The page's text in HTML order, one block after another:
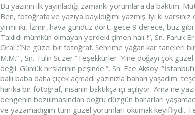
Bu yazının ilk yayınladığı zamanki yorumlara da baktım.
Ben, fotoğrafa ve yazıya bayıldığımı yazmış, iyi ki
yirmi iki, İzmir, hava gündüz dört, gece 9 derece, buz
Taklidi mümkün olmayan yerdeki çimen halı..!”, Sn. Faruk
Oral :”Ne güzel bir fotoğraf. Şehrime yağan kar taneleri
M.M.” , Sn. Tülin Süzer:”Teşekkürler. Yine doğayı çok güzel
değil. Günlük hırslarının peşinde.”, Sn. Ece Aksoy
ballı baba daha çiçek açmadı yazınızla baharı yaşadım.
harika bir fotoğraf, insanın baktıkça içi açılıyor. Ama ne
dengenin bozulmasından doğru düzgün baharları
ve yazamadigim tüm güzel yorumları okumak keyifliydi.